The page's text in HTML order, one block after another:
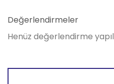
Değerlendirmeler
Henüz değerlendirme